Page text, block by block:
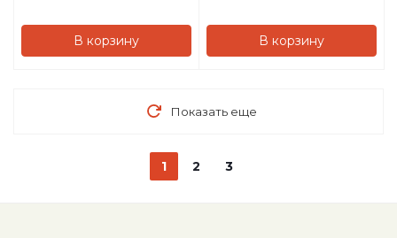
В корзину В корзину
Показать еще
1 2 3